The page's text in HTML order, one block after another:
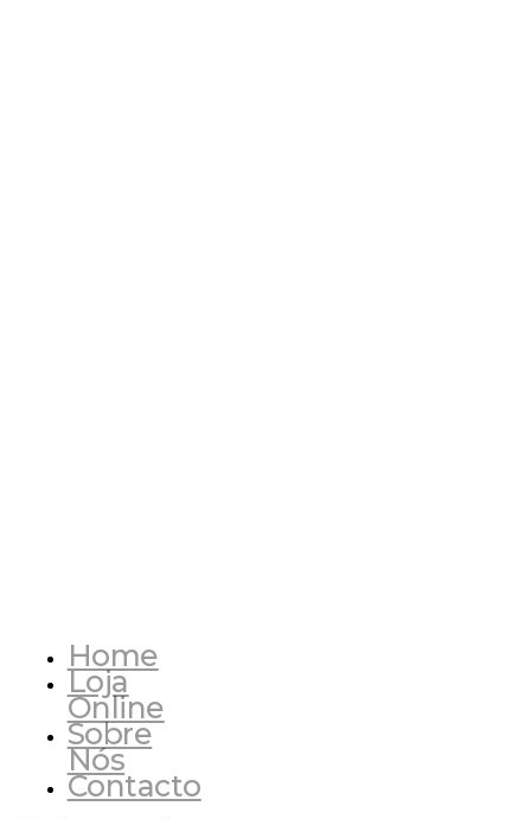
Home
Loja
Online
Sobre
Nós
Contacto